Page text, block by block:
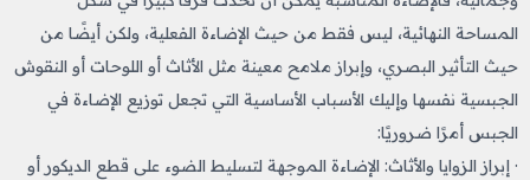
المساحة النهائية، ليس فقط من حيث الإضاءة الفعلية، ولكن أيضًا من
حيث التأثير البصري، وإبراز ملامح معينة مثل الأثاث أو اللوحات أو النقوش
الجبسية نفسها وإليك الأسباب الأساسية التي تجعل توزيع الإضاءة في
الجبس أمرًا ضروريًا:
· إبراز الزوايا والأثاث: الإضاءة الموجهة لتسليط الضوء على قطع الديكور أو